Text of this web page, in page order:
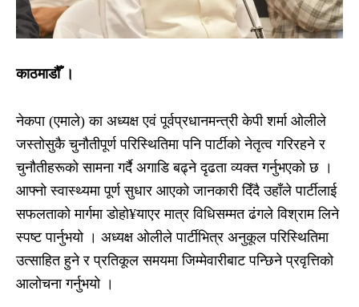
काठमाडौँ ।
नेकपा (एमाले) का अध्यक्ष एवं पूर्वप्रधानमन्त्री केपी शर्मा ओलीले
जस्तोसुकै चुनौतीपूर्ण परिस्थितिमा पनि पार्टीको नेतृत्व गरिरहने र
चुनौतीहरूको सामना गर्दै अगाडि बढ्ने दृढता व्यक्त गर्नुभएको छ ।
आफ्नो स्वास्थ्यमा पूर्ण सुधार आएको जानकारी दिँदै उहाँले पार्टीलाई
सफलताको मार्गमा डोहो¥याएर मात्र विधिसम्मत ढंगले विश्राम लिने
स्पष्ट पार्नुभयो । अध्यक्ष ओलीले पार्टीभित्र अनुकूल परिस्थितिमा
उत्साहित हुने र प्रतिकूल समयमा जिम्मेवारीबाट पन्छिने प्रवृत्तिको
आलोचना गर्नुभयो ।